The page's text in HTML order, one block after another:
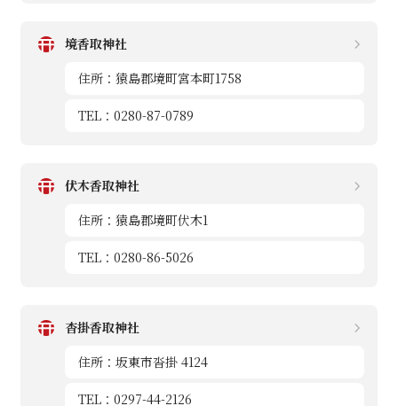
境香取神社
住所：猿島郡境町宮本町1758
TEL：0280-87-0789
伏木香取神社
住所：猿島郡境町伏木1
TEL：0280-86-5026
杳掛香取神社
住所：坂東市沓掛 4124
TEL：0297-44-2126